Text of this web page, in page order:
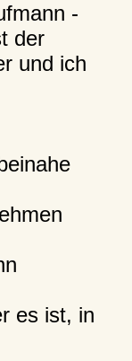
-
der
und ich
es ist, in